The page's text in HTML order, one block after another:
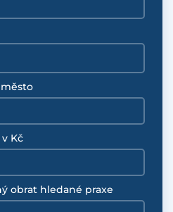
Kč
obrat hledané praxe